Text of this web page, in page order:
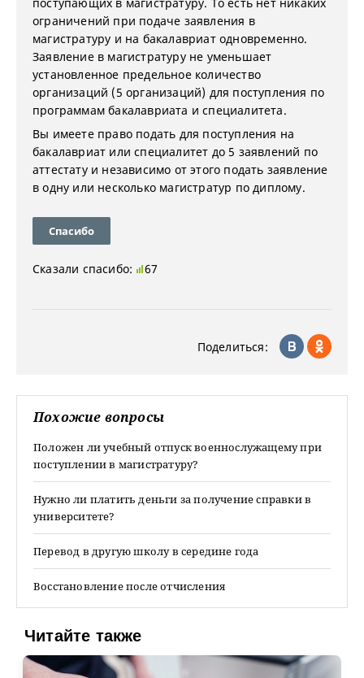
ограничений при подаче заявления в
магистратуру и на бакалавриат одновременно.
Заявление в магистратуру не уменьшает
установленное предельное количество
организаций (5 организаций) для поступления по
программам бакалавриата и специалитета.
Вы имеете право подать для поступления на
бакалавриат или специалитет до 5 заявлений по
аттестату и независимо от этого подать заявление
в одну или несколько магистратур по диплому.
Спасибо
Сказали спасибо: 67
Поделиться:
Похожие вопросы
Положен ли учебный отпуск военнослужащему при
поступлении в магистратуру?
Нужно ли платить деньги за получение справки в
университете?
Перевод в другую школу в середине года
Восстановление после отчисления
Читайте также